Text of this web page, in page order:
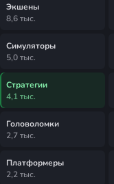
Экшены
8,6 тыс.
Симуляторы
5,0 тыс.
Стратегии
4,1 тыс.
Головоломки
2,7 тыс.
Платформеры
2,2 тыс.